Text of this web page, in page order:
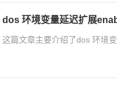
dos 环境变量延迟扩展
这篇文章主要介绍了dos 环境